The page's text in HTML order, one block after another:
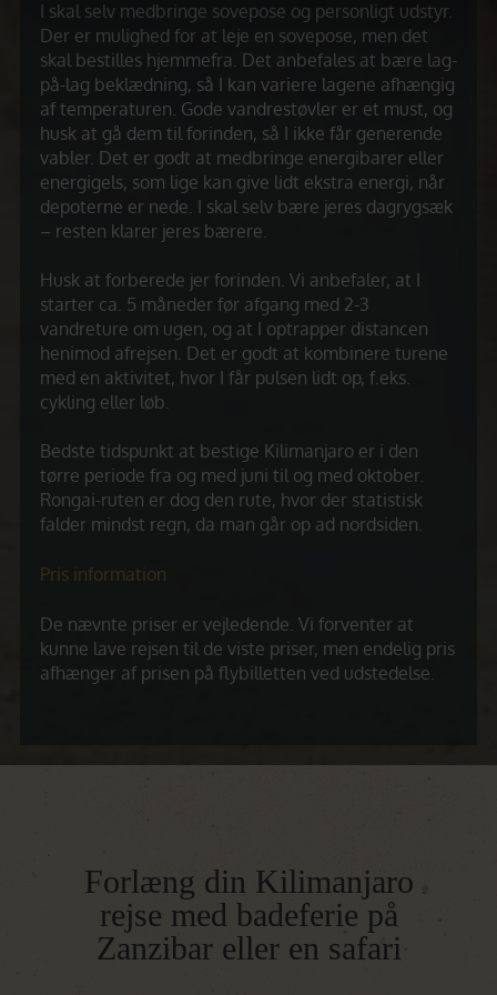
I skal selv medbringe sovepose og personligt udstyr.
Der er mulighed for at leje en sovepose, men det
skal bestilles hjemmefra. Det anbefales at bære lag-
på-lag beklædning, så I kan variere lagene afhængig
af temperaturen. Gode vandrestøvler er et must, og
husk at gå dem til forinden, så I ikke får generende
vabler. Det er godt at medbringe energibarer eller
energigels, som lige kan give lidt ekstra energi, når
depoterne er nede. I skal selv bære jeres dagrygsæk
– resten klarer jeres bærere.
Husk at forberede jer forinden. Vi anbefaler, at I
starter ca. 5 måneder før afgang med 2-3
vandreture om ugen, og at I optrapper distancen
henimod afrejsen. Det er godt at kombinere turene
med en aktivitet, hvor I får pulsen lidt op, f.eks.
cykling eller løb.
Bedste tidspunkt at bestige Kilimanjaro er i den
tørre periode fra og med juni til og med oktober.
Rongai-ruten er dog den rute, hvor der statistisk
falder mindst regn, da man går op ad nordsiden.
Pris information
De nævnte priser er vejledende. Vi forventer at
kunne lave rejsen til de viste priser, men endelig pris
afhænger af prisen på flybilletten ved udstedelse.
Forlæng din Kilimanjaro
rejse med badeferie på
Zanzibar eller en safari